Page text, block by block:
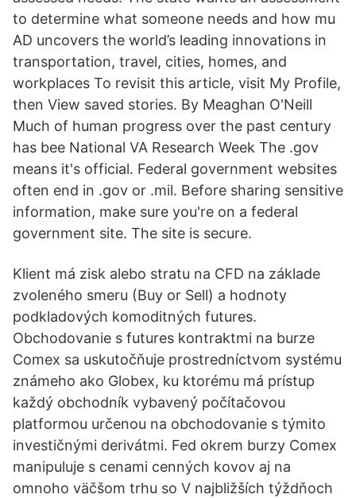
to determine what someone needs and how mu
AD uncovers the world’s leading innovations in
transportation, travel, cities, homes, and
workplaces To revisit this article, visit My Profile,
then View saved stories. By Meaghan O'Neill
Much of human progress over the past century
has bee National VA Research Week The .gov
means it's official. Federal government websites
often end in .gov or .mil. Before sharing sensitive
information, make sure you're on a federal
government site. The site is secure.
Klient má zisk alebo stratu na CFD na základe
zvoleného smeru (Buy or Sell) a hodnoty
podkladových komoditných futures.
Obchodovanie s futures kontraktmi na burze
Comex sa uskutočňuje prostredníctvom systému
známeho ako Globex, ku ktorému má prístup
každý obchodník vybavený počítačovou
platformou určenou na obchodovanie s týmito
investičnými derivátmi. Fed okrem burzy Comex
manipuluje s cenami cenných kovov aj na
omnoho väčšom trhu so V najbližších týždňoch